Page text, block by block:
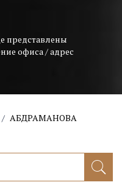
представлены
офиса / адрес
/ АБДРАМАНОВА